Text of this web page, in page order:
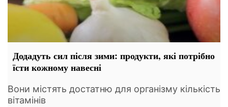
Додадуть сил після зими: продукти, які потрібно
їсти кожному навесні
Вони містять достатню для організму кількість
вітамінів